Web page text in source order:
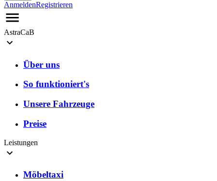
AnmeldenRegistrieren
AstraCaB
Über uns
So funktioniert's
Unsere Fahrzeuge
Preise
Leistungen
Möbeltaxi